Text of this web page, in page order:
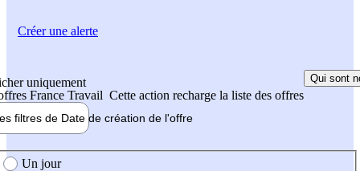
uniquement
France Travail Cette action recharge la liste des offres
Qui sont
filtres de Date de création de l'offre
création de l'offre
Un jour
Créer une alerte